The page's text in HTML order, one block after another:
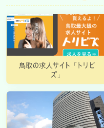
鳥取の求人サイト「トリビ
ズ」